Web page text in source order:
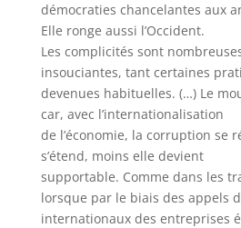
démocraties chancelantes aux
Elle ronge aussi l’Occident.
Les complicités sont
insouciantes, tant certaines
devenues habituelles. (…) Le
car, avec l’internationalisation
de l’économie, la corruption se
s’étend, moins elle devient
supportable. Comme dans les
lorsque par le biais des appels
internationaux des entreprises